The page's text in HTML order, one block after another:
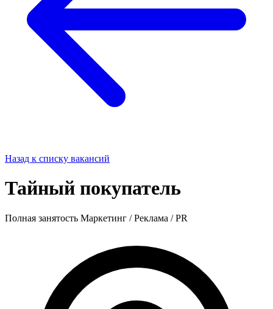
Назад к списку вакансий
Тайный покупатель
Полная занятость Маркетинг / Реклама / PR